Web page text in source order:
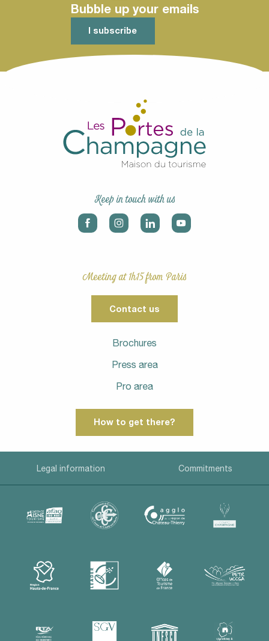
Bubble up your emails
I subscribe
Keep in touch with us
Meeting at 1h15 from Paris
Contact us
Brochures
Press area
Pro area
How to get there?
Legal information Commitments